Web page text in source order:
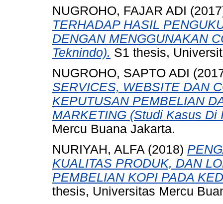
NUGROHO, FAJAR ADI
TERHADAP HASIL
DENGAN MENGGUNAKAN
Teknindo). S1 thesis,
NUGROHO, SAPTO ADI
SERVICES, WEBSITE DAN
KEPUTUSAN PEMBELIAN
MARKETING (Studi Kasus Di
Mercu Buana Jakarta.
NURIYAH, ALFA (2018)
KUALITAS PRODUK, DAN
PEMBELIAN KOPI PADA
thesis, Universitas Mercu